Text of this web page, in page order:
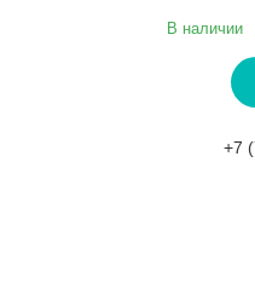
В наличии
+7